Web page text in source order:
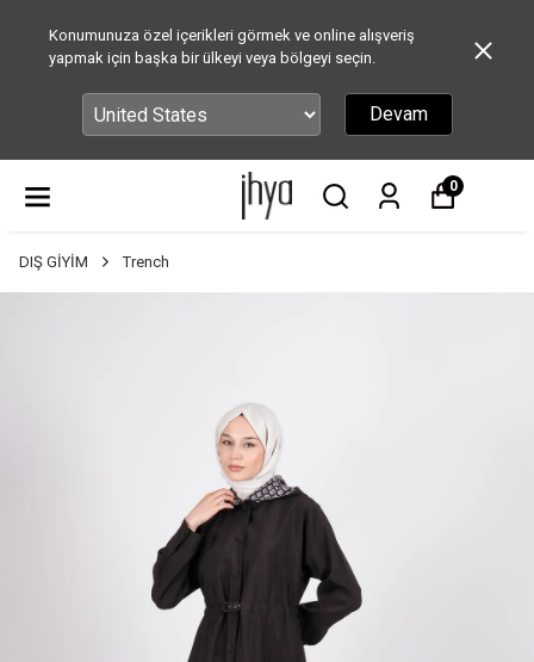
Konumunuza özel içerikleri görmek ve online alışveriş
yapmak için başka bir ülkeyi veya bölgeyi seçin.
Devam
0
DIŞ GİYİM Trench